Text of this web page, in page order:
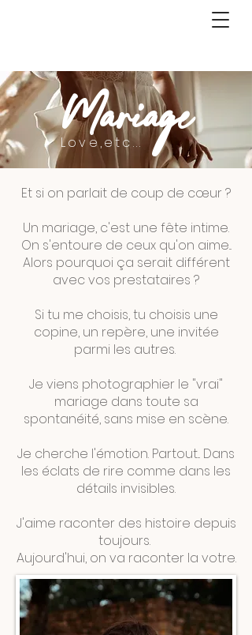
Mariage
Love,etc...
Et si on parlait de coup de cœur ?
Un mariage, c'est une fête intime.
On s'entoure de ceux qu'on aime...
Alors pourquoi ça serait différent
avec vos prestataires ?
Si tu me choisis, tu choisis une
copine, un repère, une invitée
parmi les autres.
Je viens photographier le "vrai"
mariage dans toute sa
spontanéité, sans mise en scène.
Je cherche l'émotion. Partout... Dans
les éclats de rire comme dans les
détails invisibles.
J'aime raconter des histoire depuis
toujours.
Aujourd'hui, on va raconter la votre.